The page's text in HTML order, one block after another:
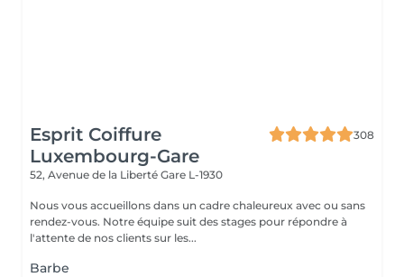
Esprit Coiffure
Luxembourg-Gare
308
52, Avenue de la Liberté Gare L-1930
Nous vous accueillons dans un cadre chaleureux avec ou sans
rendez-vous. Notre équipe suit des stages pour répondre à
l'attente de nos clients sur les...
Barbe